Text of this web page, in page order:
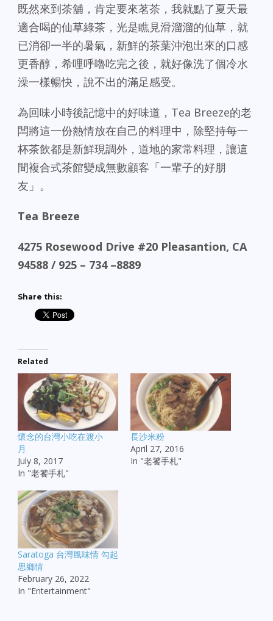
既然來到茶舖，肯定要來茗茶，我就點了夏天最
適合喝的仙草綠茶，光是瞧見滑溜溜的仙草，就
已消卻一半的暑氣，新鮮的茶葉沖泡出來的口感
更香醇，希哩呼嚕吃完之後，就好像洗了個冷水
澡一樣暢快，說不出的滿足感受。
為回味小時後記憶中的好味道，Tea Breeze的老
闆將這一份熱情放在自己的料理中，除堅持每一
杯茶飲都是新鮮現調外，道地的家常料理，讓這
間複合式茶館變成無數顧客「一輩子的好朋
友」。
Tea Breeze
4275 Rosewood Drive #20 Pleasantion, CA
94588 / 925 – 734 –8889
Share this:
Related
懷念的台灣小吃在渡小
月
July 8, 2017
In "老饕手札"
長沙米粉
April 27, 2016
In "老饕手札"
Saratoga 台灣風味情 勾起
思鄉情
February 26, 2022
In "Entertainment"